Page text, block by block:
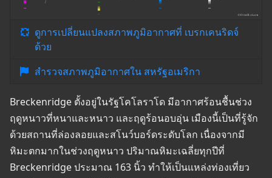
ดูการเปลี่ยนแปลงสภาพภูมิอากาศที่ เบรกเคนริดจ์
ด้วย
สำรวจสภาพภูมิอากาศใน สหรัฐอเมริกา
Breckenridge ตั้งอยู่ในรัฐโคโลราโด มีอากาศร้อนชื้นช่วง
ฤดูหนาวที่หนาและหนาว และฤดูร้อนอบอุ่น เมืองนี้เป็นที่รู้จัก
ด้วยสถานที่ล่องลอยและสโนว์บอร์ดระดับโลก เนื่องจากมี
หิมะตกมากในช่วงฤดูหนาว ปริมาณหิมะเฉลี่ยทุกปีที่
Breckenridge ประมาณ 163 นิ้ว ทำให้เป็นแหล่งท่องเที่ยว